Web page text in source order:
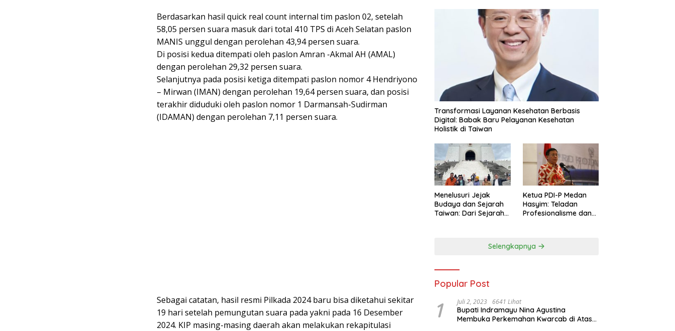
Berdasarkan hasil quick real count internal tim paslon 02, setelah
58,05 persen suara masuk dari total 410 TPS di Aceh Selatan paslon
MANIS unggul dengan perolehan 43,94 persen suara.
Di posisi kedua ditempati oleh paslon Amran -Akmal AH (AMAL)
dengan perolehan 29,32 persen suara.
Selanjutnya pada posisi ketiga ditempati paslon nomor 4 Hendriyono
– Mirwan (IMAN) dengan perolehan 19,64 persen suara, dan posisi
terakhir diduduki oleh paslon nomor 1 Darmansah-Sudirman
(IDAMAN) dengan perolehan 7,11 persen suara.
Sebagai catatan, hasil resmi Pilkada 2024 baru bisa diketahui sekitar
19 hari setelah pemungutan suara pada yakni pada 16 Desember
2024. KIP masing-masing daerah akan melakukan rekapitulasi
Transformasi Layanan Kesehatan Berbasis
Digital: Babak Baru Pelayanan Kesehatan
Holistik di Taiwan
Menelusuri Jejak
Budaya dan Sejarah
Taiwan: Dari Sejarah
Sejarah Chiang Kai-
Ketua PDI-P Medan
Hasyim: Teladan
Profesionalisme dan
Selengkapnya
Popular Post
1 Juli 2, 2023 6641 Lihat
Bupati Indramayu Nina Agustina
Membuka Perkemahan Kwarcab di Atas